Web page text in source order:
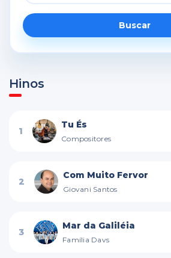
Buscar
Hinos
1
Tu És
Compositores
2
Com Muito Fervor
Giovani Santos
3
Mar da Galiléia
Família Davs